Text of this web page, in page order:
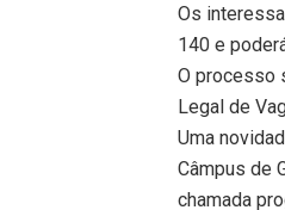
Os
140 e
O processo
Legal de
Uma
Câmpus de
chamada